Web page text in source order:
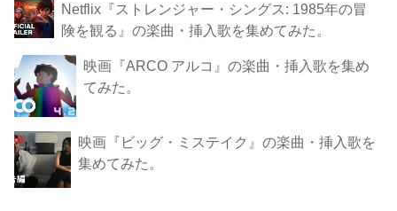
Netflix『ストレンジャー・シングス: 1985年の冒
険 を観 る』の楽曲・挿入歌を集めてみた。
映画『ARCO アルコ』の楽曲・挿入歌を集め
てみた。
映画『ビッグ・ミステイク』の楽曲・挿入歌を
集めてみた。